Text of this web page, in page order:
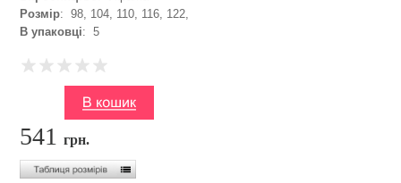
Розмір: 98, 104, 110, 116, 122,
В упаковці: 5
541грн.